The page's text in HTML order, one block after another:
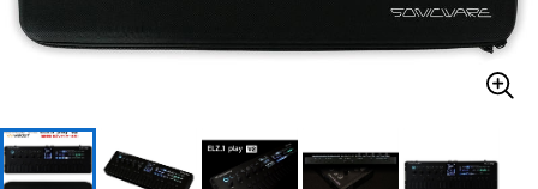
配信/ライブ機器 楽器アクセサリ